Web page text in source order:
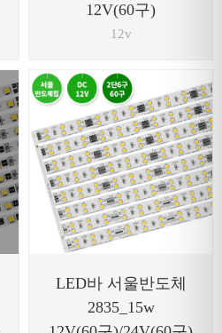
12V(60구)
12v
LED바 서울반도체
2835_15w